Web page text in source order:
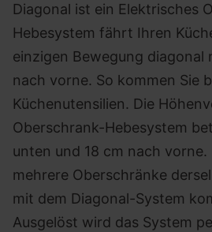
Diagonal ist ein Elektrisches
Hebesystem fährt Ihren
einzigen Bewegung diagonal
nach vorne. So kommen Sie
Küchenutensilien. Die
Oberschrank-Hebesystem
unten und 18 cm nach vorne.
mehrere Oberschränke
mit dem Diagonal-System
Ausgelöst wird das System